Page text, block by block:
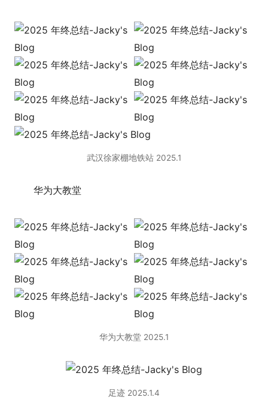
武汉徐家棚地铁站 2025.1
华为大教堂
华为大教堂 2025.1
足迹 2025.1.4